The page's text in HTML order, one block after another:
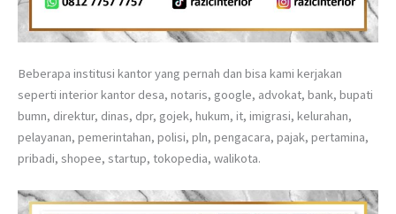
Beberapa institusi kantor yang pernah dan bisa kami kerjakan
seperti interior kantor desa, notaris, google, advokat, bank, bupati
bumn, direktur, dinas, dpr, gojek, hukum, it, imigrasi, kelurahan,
pelayanan, pemerintahan, polisi, pln, pengacara, pajak, pertamina,
pribadi, shopee, startup, tokopedia, walikota.